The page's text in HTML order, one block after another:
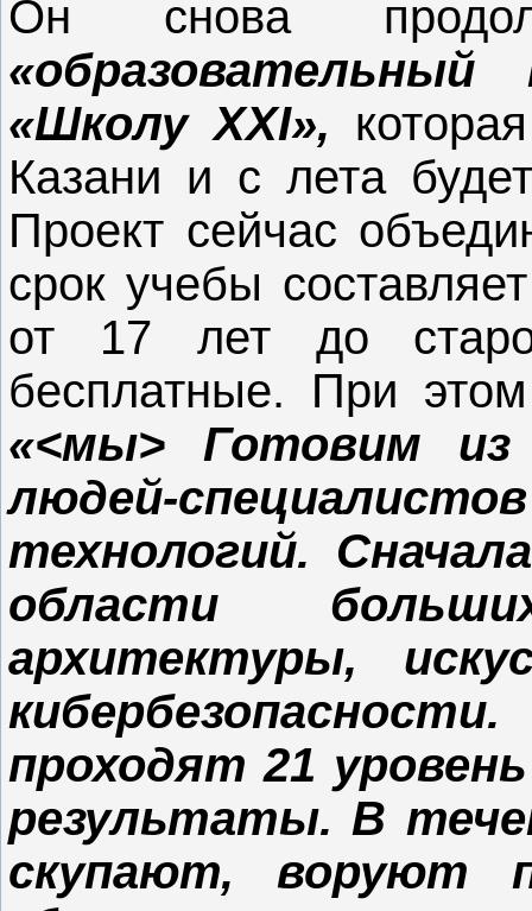
Он снова
«Школу XXI»,
Казани и с лета
Проект сейчас
срок учебы
от 17 лет до
бесплатные. При
«<мы> Готовим из
людей-
технологий.
области
архитектуры,
проходят 21
результаты. В
скупают, воруют